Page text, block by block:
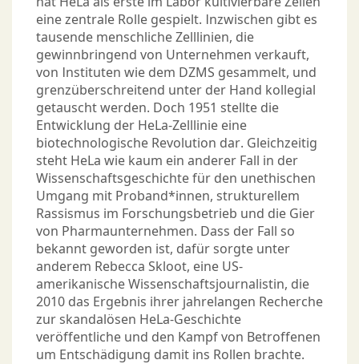
eine zentrale Rolle gespielt. Inzwischen gibt es
tausende menschliche Zelllinien, die
gewinnbringend von Unternehmen verkauft,
von Instituten wie dem DZMS gesammelt, und
grenzüberschreitend unter der Hand kollegial
getauscht werden. Doch 1951 stellte die
Entwicklung der HeLa-Zelllinie eine
biotechnologische Revolution dar. Gleichzeitig
steht HeLa wie kaum ein anderer Fall in der
Wissenschaftsgeschichte für den unethischen
Umgang mit Proband*innen, strukturellem
Rassismus im Forschungsbetrieb und die Gier
von Pharmaunternehmen. Dass der Fall so
bekannt geworden ist, dafür sorgte unter
anderem Rebecca Skloot, eine US-
amerikanische Wissenschaftsjournalistin, die
2010 das Ergebnis ihrer jahrelangen Recherche
zur skandalösen HeLa-Geschichte
veröffentliche und den Kampf von Betroffenen
um Entschädigung damit ins Rollen brachte.